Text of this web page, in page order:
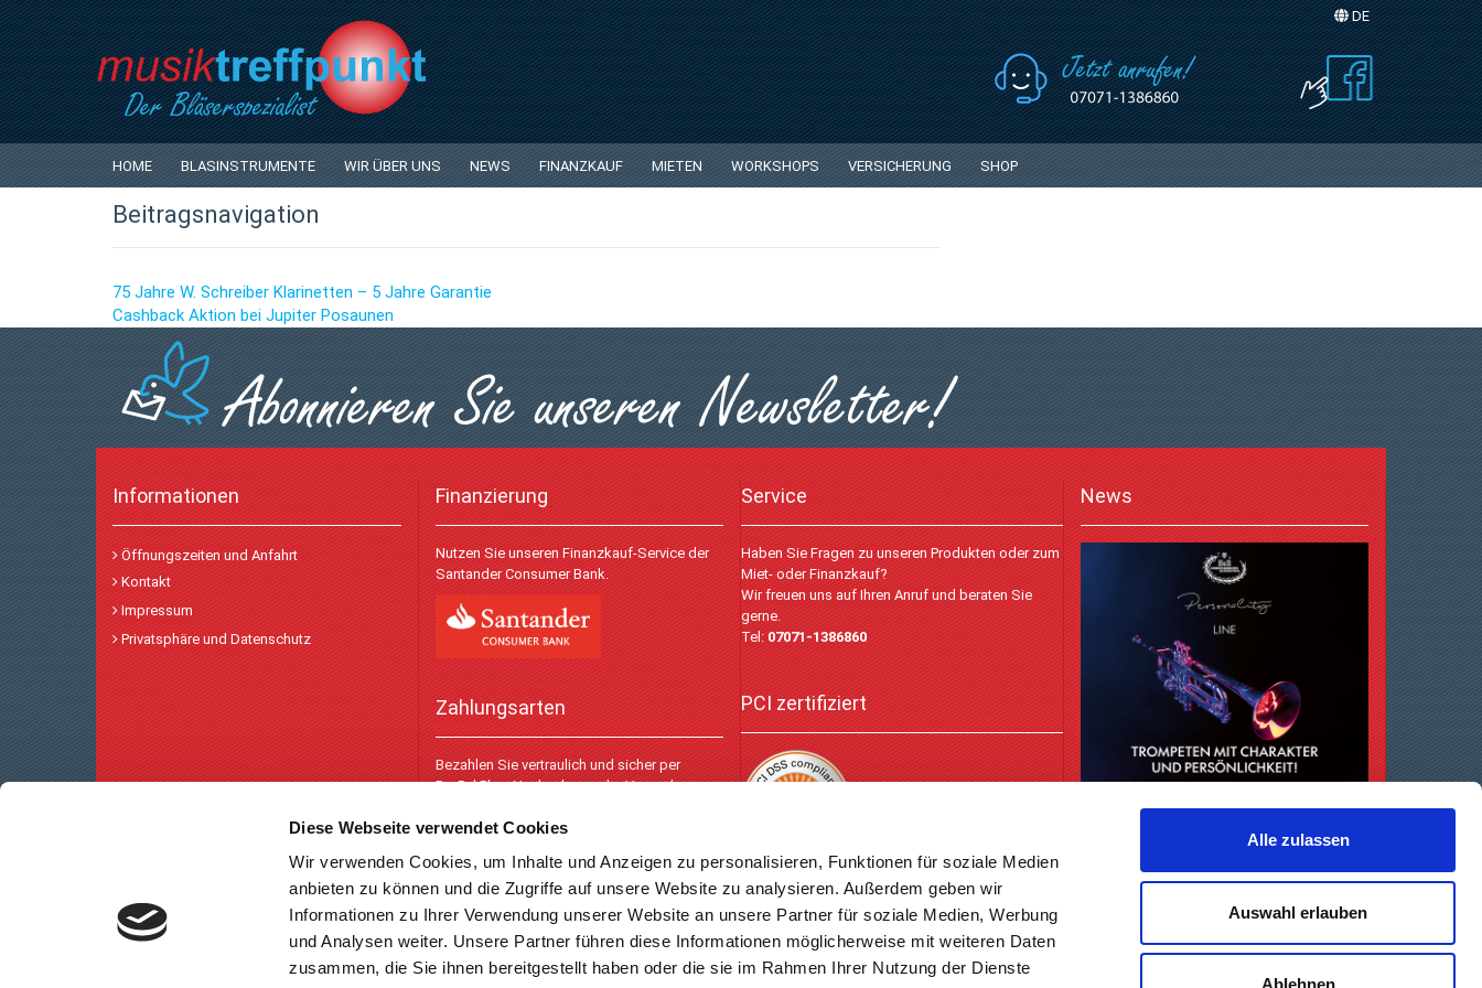
Diese Webseite verwendet Cookies
Wir verwenden Cookies, um Inhalte und Anzeigen zu personalisieren, Funktionen für soziale Medien
anbieten zu können und die Zugriffe auf unsere Website zu analysieren. Außerdem geben wir
Informationen zu Ihrer Verwendung unserer Website an unsere Partner für soziale Medien, Werbung
und Analysen weiter. Unsere Partner führen diese Informationen möglicherweise mit weiteren Daten
zusammen, die Sie ihnen bereitgestellt haben oder die sie im Rahmen Ihrer Nutzung der Dienste
Alle zulassen
Auswahl erlauben
Ablehnen
DE
Sprache auswählen
HOME BLASINSTRUMENTE WIR ÜBER UNS NEWS FINANZKAUF MIETEN WORKSHOPS VERSICHERUNG SHOP
SCHÜLERINSTRUMENTE von Buffet Crampon im Dezember
2021 zu 0% finanzieren
Beitragsnavigation
75 Jahre W. Schreiber Klarinetten – 5 Jahre Garantie
Cashback Aktion bei Jupiter Posaunen
Informationen
Öffnungszeiten und Anfahrt
Kontakt
Impressum
Privatsphäre und Datenschutz
Finanzierung
Nutzen Sie unseren Finanzkauf-Service der
Santander Consumer Bank.
Zahlungsarten
Bezahlen Sie vertraulich und sicher per
PayPal Plus, Nachnahme oder Vorauskasse.
Service
Haben Sie Fragen zu unseren Produkten oder zum
Miet- oder Finanzkauf?
Wir freuen uns auf Ihren Anruf und beraten Sie
gerne.
Tel: 07071-1386860
PCI zertifiziert
News